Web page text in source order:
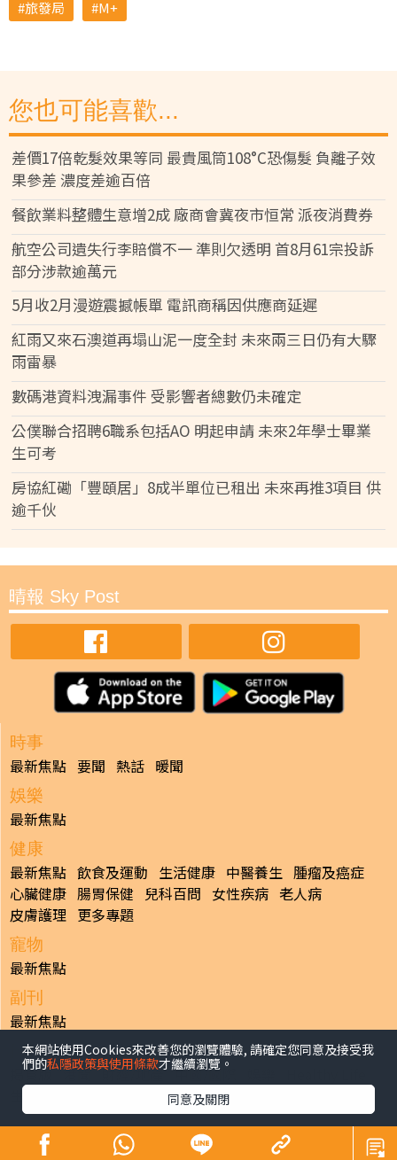
旅發局
M+
您也可能喜歡...
差價17倍乾髮效果等同 最貴風筒108°C恐傷髮 負離子效
果參差 濃度差逾百倍
餐飲業料整體生意增2成 廠商會冀夜市恒常 派夜消費券
航空公司遺失行李賠償不一 準則欠透明 首8月61宗投訴
部分涉款逾萬元
5月收2月漫遊震撼帳單 電訊商稱因供應商延遲
紅雨又來石澳道再塌山泥一度全封 未來兩三日仍有大驟
雨雷暴
數碼港資料洩漏事件 受影響者總數仍未確定
公僕聯合招聘6職系包括AO 明起申請 未來2年學士畢業
生可考
房協紅磡「豐頤居」8成半單位已租出 未來再推3項目 供
逾千伙
晴報 Sky Post
時事
最新焦點 要聞 熱話 暖聞
娛樂
最新焦點
健康
最新焦點 飲食及運動 生活健康 中醫養生 腫瘤及癌症
心臟健康 腸胃保健 兒科百問 女性疾病 老人病
皮膚護理 更多專題
寵物
最新焦點
副刊
最新焦點
日報
揭頁版 港聞 財經/地產 中國/國際
生活副刊
體育 專題/人物
香港經濟日報版權所有©2026
本網站使用Cookies來改善您的瀏覽體驗, 請確定您同意及接受我
們的私隱政策與使用條款才繼續瀏覽。
同意及關閉